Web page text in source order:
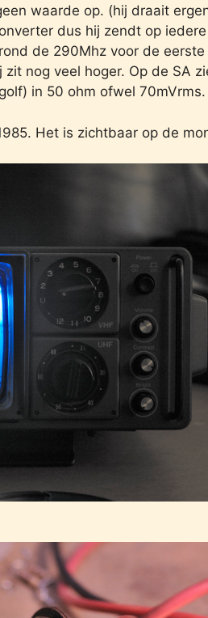
waarde op. (hij draait
dus hij zendt op
de 290Mhz voor de
nog veel hoger. Op de SA
in 50 ohm ofwel 70mVrms.
Het is zichtbaar op de